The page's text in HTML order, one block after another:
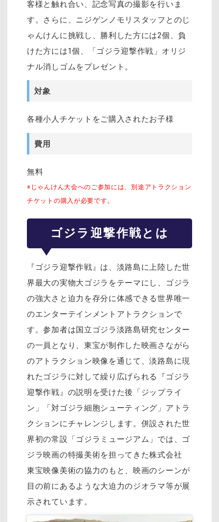
客様と触れ合い、記念写真の撮影を行いま
す。さらに、ニジゲンノモリスタッフとのじ
ゃんけんに挑戦し、勝利した方には2個、負
けた方には1個、「ゴジラ迎撃作戦」オリジ
ナル消しゴムをプレゼント。
対象
各種小人チケットをご購入されたお子様
費用
無料
※じゃんけん大会へのご参加には、別途アトラクション
チケットの購入が必要です。
ゴジラ迎撃作戦とは
『ゴジラ迎撃作戦』は、淡路島に上陸した世
界最大の実物大ゴジラをテーマにし、ゴジラ
の強大さと迫力を存分に体感できる世界唯一
のエンターテインメントアトラクションで
す。参加者は国立ゴジラ淡路島研究センター
の一員となり、東宝が制作した映画さながら
のアトラクション映像を通じて、淡路島に現
れたゴジラに対して繰り広げられる『ゴジラ
迎撃作戦』の説明を受けた後「ジップライ
ン」「対ゴジラ細胞シューティング」アトラ
クションにチャレンジします。併設された世
界初の常設「ゴジラミュージアム」では、ゴ
ジラ映画の特撮美術を担ってきた株式会社
東宝映像美術の協力のもと、映画のシーンが
目の前にあるような大迫力のジオラマ等が展
示されています。